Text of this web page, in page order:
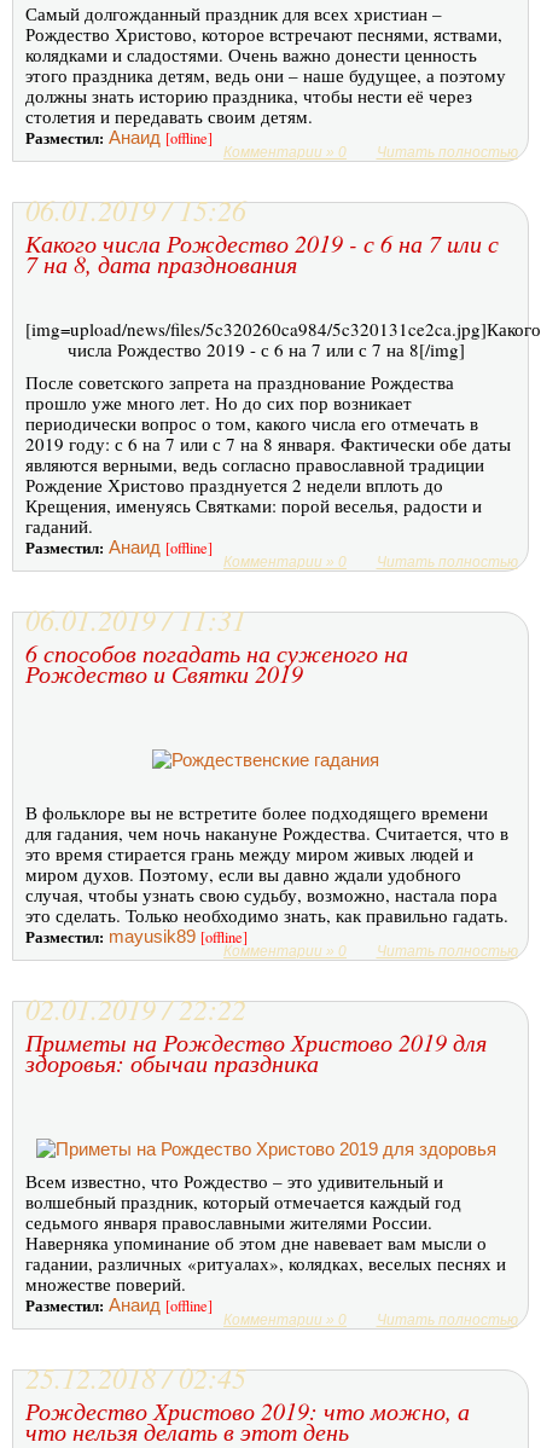
Самый долгожданный праздник для всех христиан –
Рождество Христово, которое встречают песнями, яствами,
колядками и сладостями. Очень важно донести ценность
этого праздника детям, ведь они – наше будущее, а поэтому
должны знать историю праздника, чтобы нести её через
столетия и передавать своим детям.
Разместил: Анаид [offline]
Комментарии » 0 Читать полностью
06.01.2019 / 15:26
Какого числа Рождество 2019 - с 6 на 7 или с
7 на 8, дата празднования
[img=upload/news/files/5c320260ca984/5c320131ce2ca.jpg]Какого
числа Рождество 2019 - с 6 на 7 или с 7 на 8[/img]
После советского запрета на празднование Рождества
прошло уже много лет. Но до сих пор возникает
периодически вопрос о том, какого числа его отмечать в
2019 году: с 6 на 7 или с 7 на 8 января. Фактически обе даты
являются верными, ведь согласно православной традиции
Рождение Христово празднуется 2 недели вплоть до
Крещения, именуясь Святками: порой веселья, радости и
гаданий.
Разместил: Анаид [offline]
Комментарии » 0 Читать полностью
06.01.2019 / 11:31
6 способов погадать на суженого на
Рождество и Святки 2019
В фольклоре вы не встретите более подходящего времени
для гадания, чем ночь накануне Рождества. Считается, что в
это время стирается грань между миром живых людей и
миром духов. Поэтому, если вы давно ждали удобного
случая, чтобы узнать свою судьбу, возможно, настала пора
это сделать. Только необходимо знать, как правильно гадать.
Разместил: mayusik89 [offline]
Комментарии » 0 Читать полностью
02.01.2019 / 22:22
Приметы на Рождество Христово 2019 для
здоровья: обычаи праздника
Всем известно, что Рождество – это удивительный и
волшебный праздник, который отмечается каждый год
седьмого января православными жителями России.
Наверняка упоминание об этом дне навевает вам мысли о
гадании, различных «ритуалах», колядках, веселых песнях и
множестве поверий.
Разместил: Анаид [offline]
Комментарии » 0 Читать полностью
25.12.2018 / 02:45
Рождество Христово 2019: что можно, а
что нельзя делать в этот день